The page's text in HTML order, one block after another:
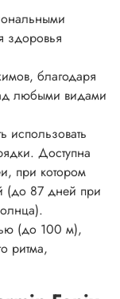
здоровья
благодаря
любыми видами
использовать
Доступна
при котором
(до 87 дней при
(до 100 м),
ритма,